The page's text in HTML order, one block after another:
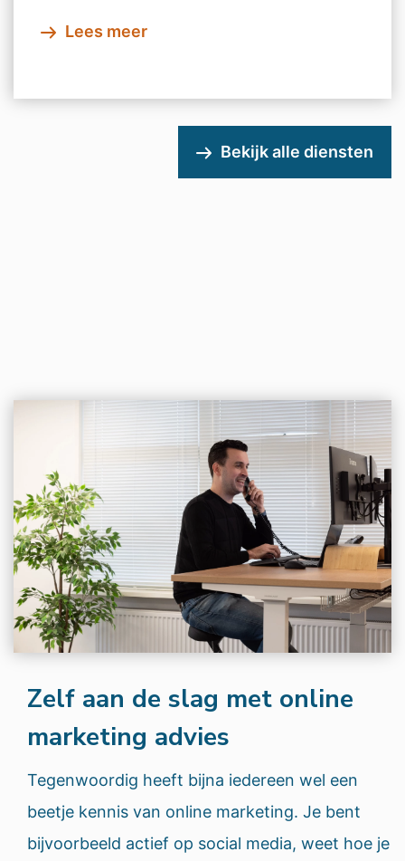
Lees meer
Bekijk alle diensten
Zelf aan de slag met online
marketing advies
Tegenwoordig heeft bijna iedereen wel een
beetje kennis van online marketing. Je bent
bijvoorbeeld actief op social media, weet hoe je